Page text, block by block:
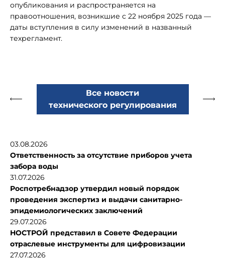
опубликования и распространяется на
правоотношения, возникшие с 22 ноября 2025 года —
даты вступления в силу изменений в названный
техрегламент.
Все новости
технического регулирования
03.08.2026
Ответственность за отсутствие приборов учета
забора воды
31.07.2026
Роспотребнадзор утвердил новый порядок
проведения экспертиз и выдачи санитарно-
эпидемиологических заключений
29.07.2026
НОСТРОЙ представил в Совете Федерации
отраслевые инструменты для цифровизации
27.07.2026